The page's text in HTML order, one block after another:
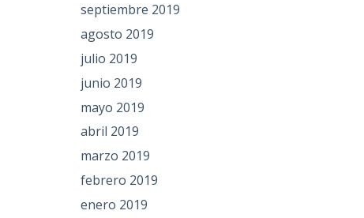
septiembre 2019
agosto 2019
julio 2019
junio 2019
mayo 2019
abril 2019
marzo 2019
febrero 2019
enero 2019